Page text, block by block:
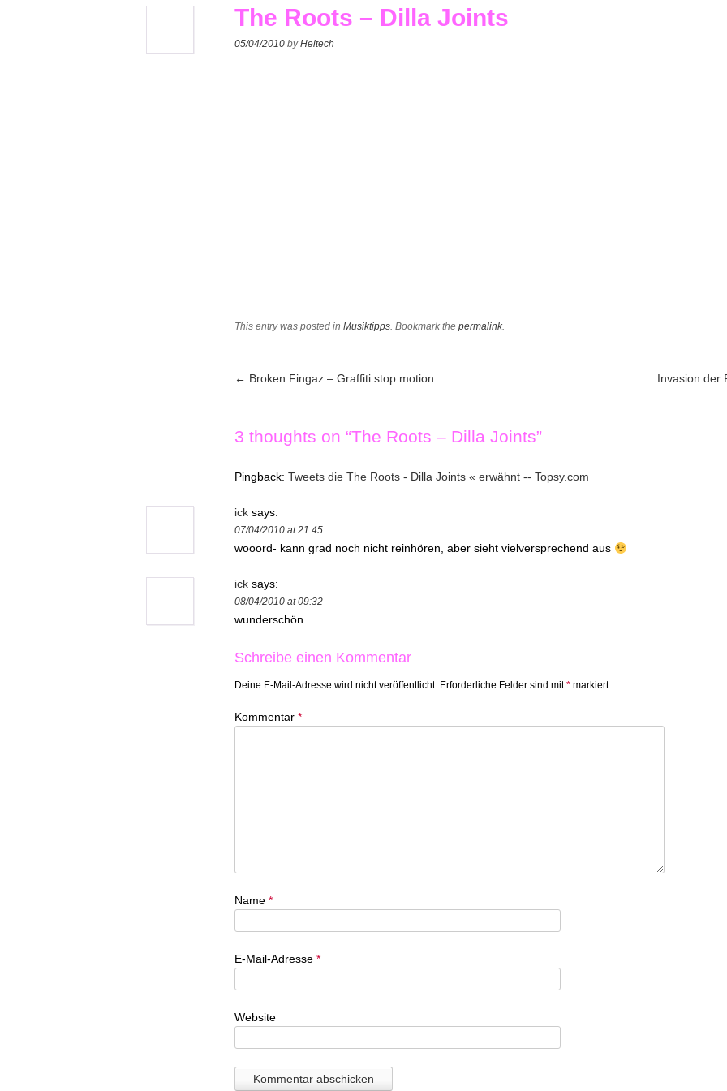
The Roots – Dilla Joints
05/04/2010byHeitech
This entry was posted in Musiktipps. Bookmark the permalink.
Post navigation
← Broken Fingaz – Graffiti stop motion Invasion der
3 thoughts on “The Roots – Dilla Joints”
Pingback: Tweets die The Roots - Dilla Joints « erwähnt -- Topsy.com
ick says:
07/04/2010 at 21:45
wooord- kann grad noch nicht reinhören, aber sieht vielversprechend aus
ick says:
08/04/2010 at 09:32
wunderschön
Schreibe einen Kommentar
Deine E-Mail-Adresse wird nicht veröffentlicht. Erforderliche Felder sind mit*markiert
Kommentar *
Name *
E-Mail-Adresse *
Website